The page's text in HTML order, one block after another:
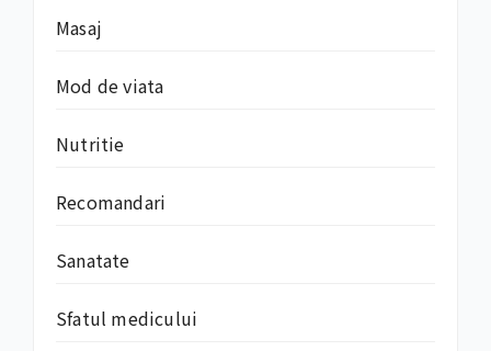
Masaj
Mod de viata
Nutritie
Recomandari
Sanatate
Sfatul medicului